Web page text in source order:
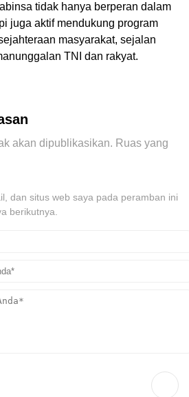
tidak hanya berperan dalam
juga aktif mendukung program
masyarakat, sejalan
TNI dan rakyat.
akan dipublikasikan. Ruas yang
dan situs web saya pada peramban ini
berikutnya.